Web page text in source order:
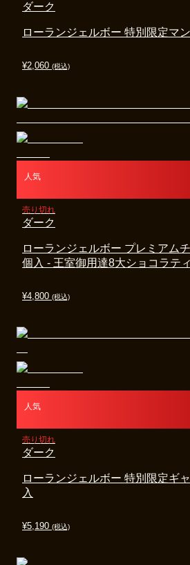
¥2,060 (税込)
ローランジェルボー 特別限定マ
ダーク
人気
¥4,800 (税込)
売り切れ
ローランジェルボー プレミアム
個入 - 王室御用達8大ショコラテ
ダーク
人気
¥5,190 (税込)
売り切れ
ローランジェルボー 特別限定ギ
入
ダーク